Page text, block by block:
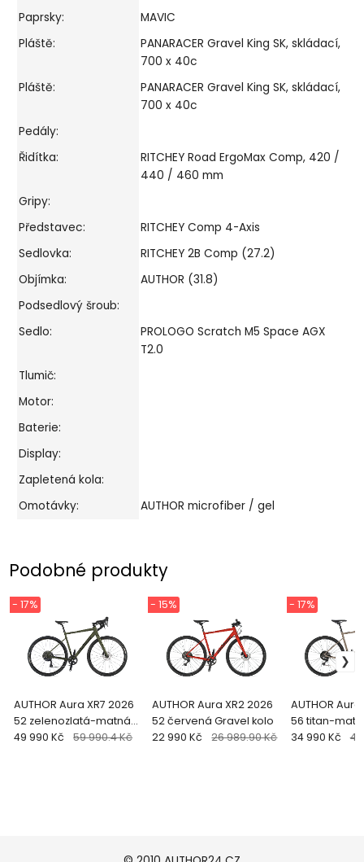
Paprsky:
MAVIC
Pláště:
PANARACER Gravel King SK, skládací,
700 x 40c
Pláště:
PANARACER Gravel King SK, skládací,
700 x 40c
Pedály:
Řidítka:
RITCHEY Road ErgoMax Comp, 420 /
440 / 460 mm
Gripy:
Představec:
RITCHEY Comp 4-Axis
Sedlovka:
RITCHEY 2B Comp (27.2)
Objímka:
AUTHOR (31.8)
Podsedlový šroub:
Sedlo:
PROLOGO Scratch M5 Space AGX
T2.0
Tlumič:
Motor:
Baterie:
Display:
Zapletená kola:
Omotávky:
AUTHOR microfiber / gel
Podobné produkty
AUTHOR Aura XR7 2026
52 zelenozlatá-matná/
černá Gravel kolo
- 17%
49 990 Kč 59 990.4 Kč
AUTHOR Aura XR2 2026
52 červená Gravel kolo
- 15%
22 990 Kč 26 989.90 Kč
AUTHOR
56 titan-
Gravel kolo
- 17%
34 990 Kč 41